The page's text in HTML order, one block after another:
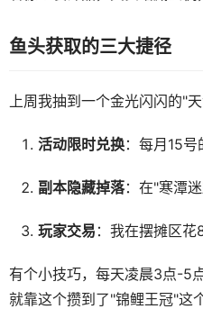
鱼头获取的三大捷径
上周我抽到一个金光闪闪的"
活动限时兑换：每月15号
副本隐藏掉落：在"寒潭
玩家交易 ：我在摆摊区
有个小技巧，每天凌晨3点-5
就靠这个攒到了"锦鲤王冠"这